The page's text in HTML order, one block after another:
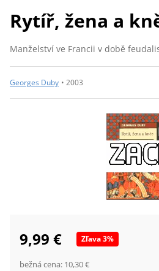
Rytíř, žena a
Manželství ve Francii v době
Georges Duby • 2003
9,99 € Zľava3%
bežná cena: 10,30 €